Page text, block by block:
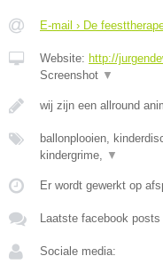
E-mail › De
Website: http://
Screenshot ▼
wij zijn een allround
ballonplooien,
kindergrime,
▼
Er wordt gewerkt op
Laatste facebook posts
Sociale media: